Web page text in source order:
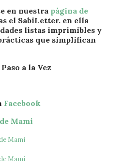
en nuestra página de
el SabiLetter. en ella
listas imprimibles y
que simplifican
a la Vez
Facebook
Mami
Mami
Mami